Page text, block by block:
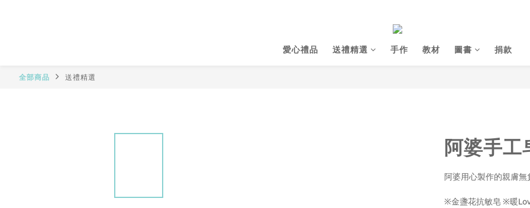
愛心禮品 送禮精選 手作 教材 圖書 捐款
全部商品 送禮精選
阿婆手工
阿婆用心製作的親膚無
※金盞花抗敏皂 ※暖